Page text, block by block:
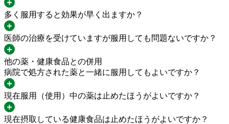
多く服用すると効果が早く出ますか？
医師の治療を受けていますが服用しても問題ないですか？
他の薬・健康食品との併用
病院で処方された薬と一緒に服用してもよいですか？
現在服用（使用）中の薬は止めたほうがよいですか？
現在摂取している健康食品は止めたほうがよいですか？